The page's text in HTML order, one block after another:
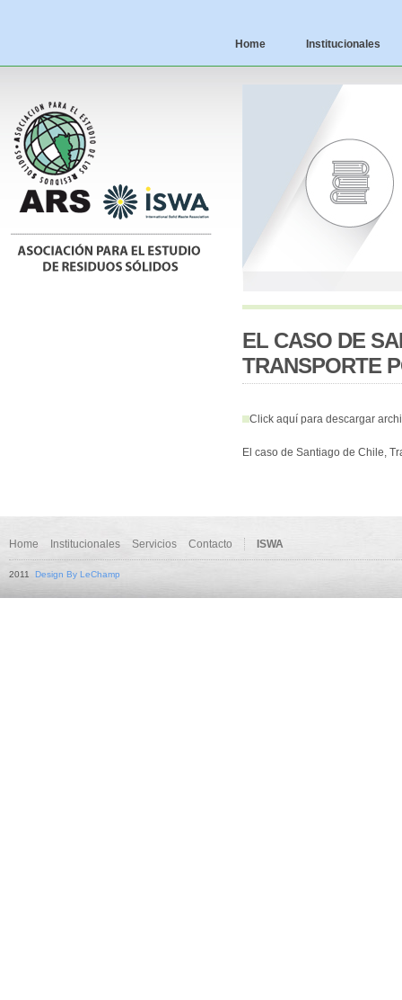
Home Institucionales
EL CASO DE
TRANSPORTE
Click aquí para descargar
El caso de Santiago de Chile,
Home Institucionales Servicios Contacto ISWA
2011 Design By LeChamp